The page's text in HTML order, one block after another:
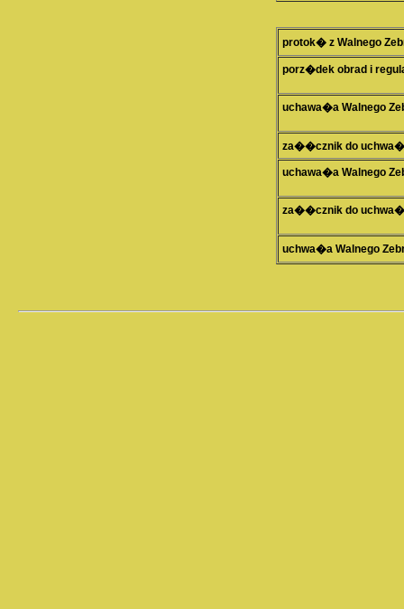
protok� z Walnego
porz�dek obrad i
uchawa�a Walnego
za��cznik do
uchawa�a Walnego
za��cznik do
uchwa�a Walnego